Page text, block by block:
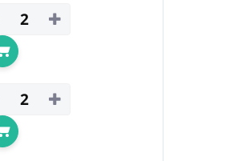
+
Do košíka
+
Do košíka